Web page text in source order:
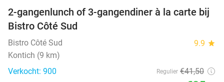
39%
2-gangenlunch of 3-gangendiner à la carte bij
Bistro Côté Sud
Bistro Côté Sud 9.9 star
Kontich (9 km)
Verkocht: 900
Regulier €41,50